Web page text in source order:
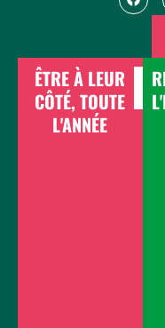
ÊTRE À LEUR
CÔTÉ, TOUTE
L'ANNÉE